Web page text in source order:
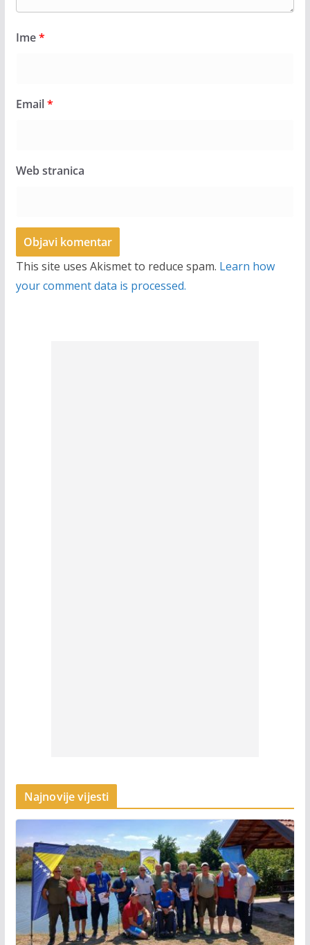
Ime*
Email*
Web stranica
This site uses Akismet to reduce spam. Learn how
your comment data is processed.
Najnovije vijesti